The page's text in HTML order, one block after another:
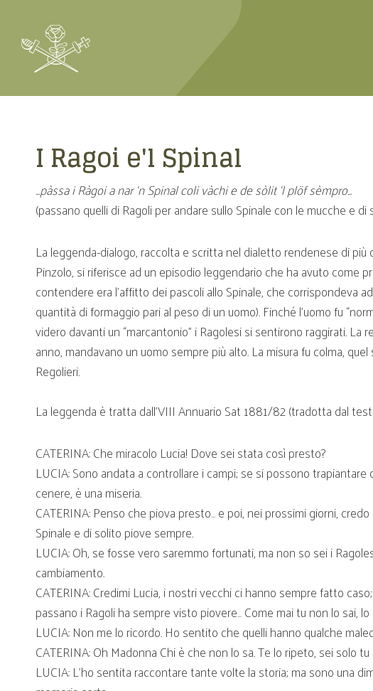
I Ragoi e'l Spinal
…pàssa i Ràgoi a nar ‘n Spinal coli vàchi e de sòlit ‘l plöf sèmpro…
(passano quelli di Ragoli per andare sullo Spinale con le mucche e
La leggenda-dialogo, raccolta e scritta nel dialetto rendenese di più
Pinzolo, si riferisce ad un episodio leggendario che ha avuto come
contendere era l’affitto dei pascoli allo Spinale, che corrispondeva
quantità di formaggio pari al peso di un uomo). Finché l’uomo fu
videro davanti un “marcantonio” i Ragolesi si sentirono raggirati.
anno, mandavano un uomo sempre più alto. La misura fu colma,
Regolieri.
La leggenda è tratta dall’VIII Annuario Sat 1881/82 (tradotta dal
CATERINA: Che miracolo Lucia! Dove sei stata così presto?
LUCIA: Sono andata a controllare i campi; se si possono
cenere, è una miseria.
CATERINA: Penso che piova presto… e poi, nei prossimi giorni,
Spinale e di solito piove sempre.
LUCIA: Oh, se fosse vero saremmo fortunati, ma non so sei i
cambiamento.
CATERINA: Credimi Lucia, i nostri vecchi ci hanno sempre fatto
passano i Ragoli ha sempre visto piovere… Come mai tu non lo sai,
LUCIA: Non me lo ricordo. Ho sentito che quelli hanno qualche
CATERINA: Oh Madonna Chi è che non lo sa. Te lo ripeto, sei solo
LUCIA: L’ho sentita raccontare tante volte la storia; ma sono una